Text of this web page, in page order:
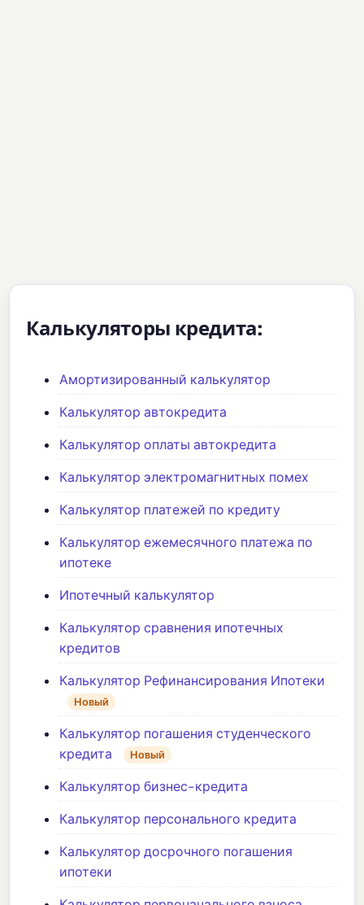
Калькуляторы кредита:
Амортизированный калькулятор
Калькулятор автокредита
Калькулятор оплаты автокредита
Калькулятор электромагнитных помех
Калькулятор платежей по кредиту
Калькулятор ежемесячного платежа по
ипотеке
Ипотечный калькулятор
Калькулятор сравнения ипотечных
кредитов
Калькулятор Рефинансирования Ипотеки
Новый
Калькулятор погашения студенческого
кредита
Новый
Калькулятор бизнес-кредита
Калькулятор персонального кредита
Калькулятор досрочного погашения
ипотеки